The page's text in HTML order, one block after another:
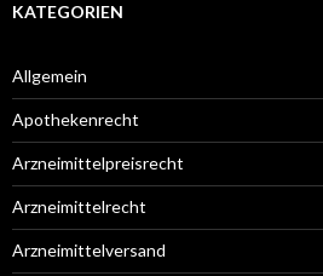
KATEGORIEN
Allgemein
Apothekenrecht
Arzneimittelpreisrecht
Arzneimittelrecht
Arzneimittelversand